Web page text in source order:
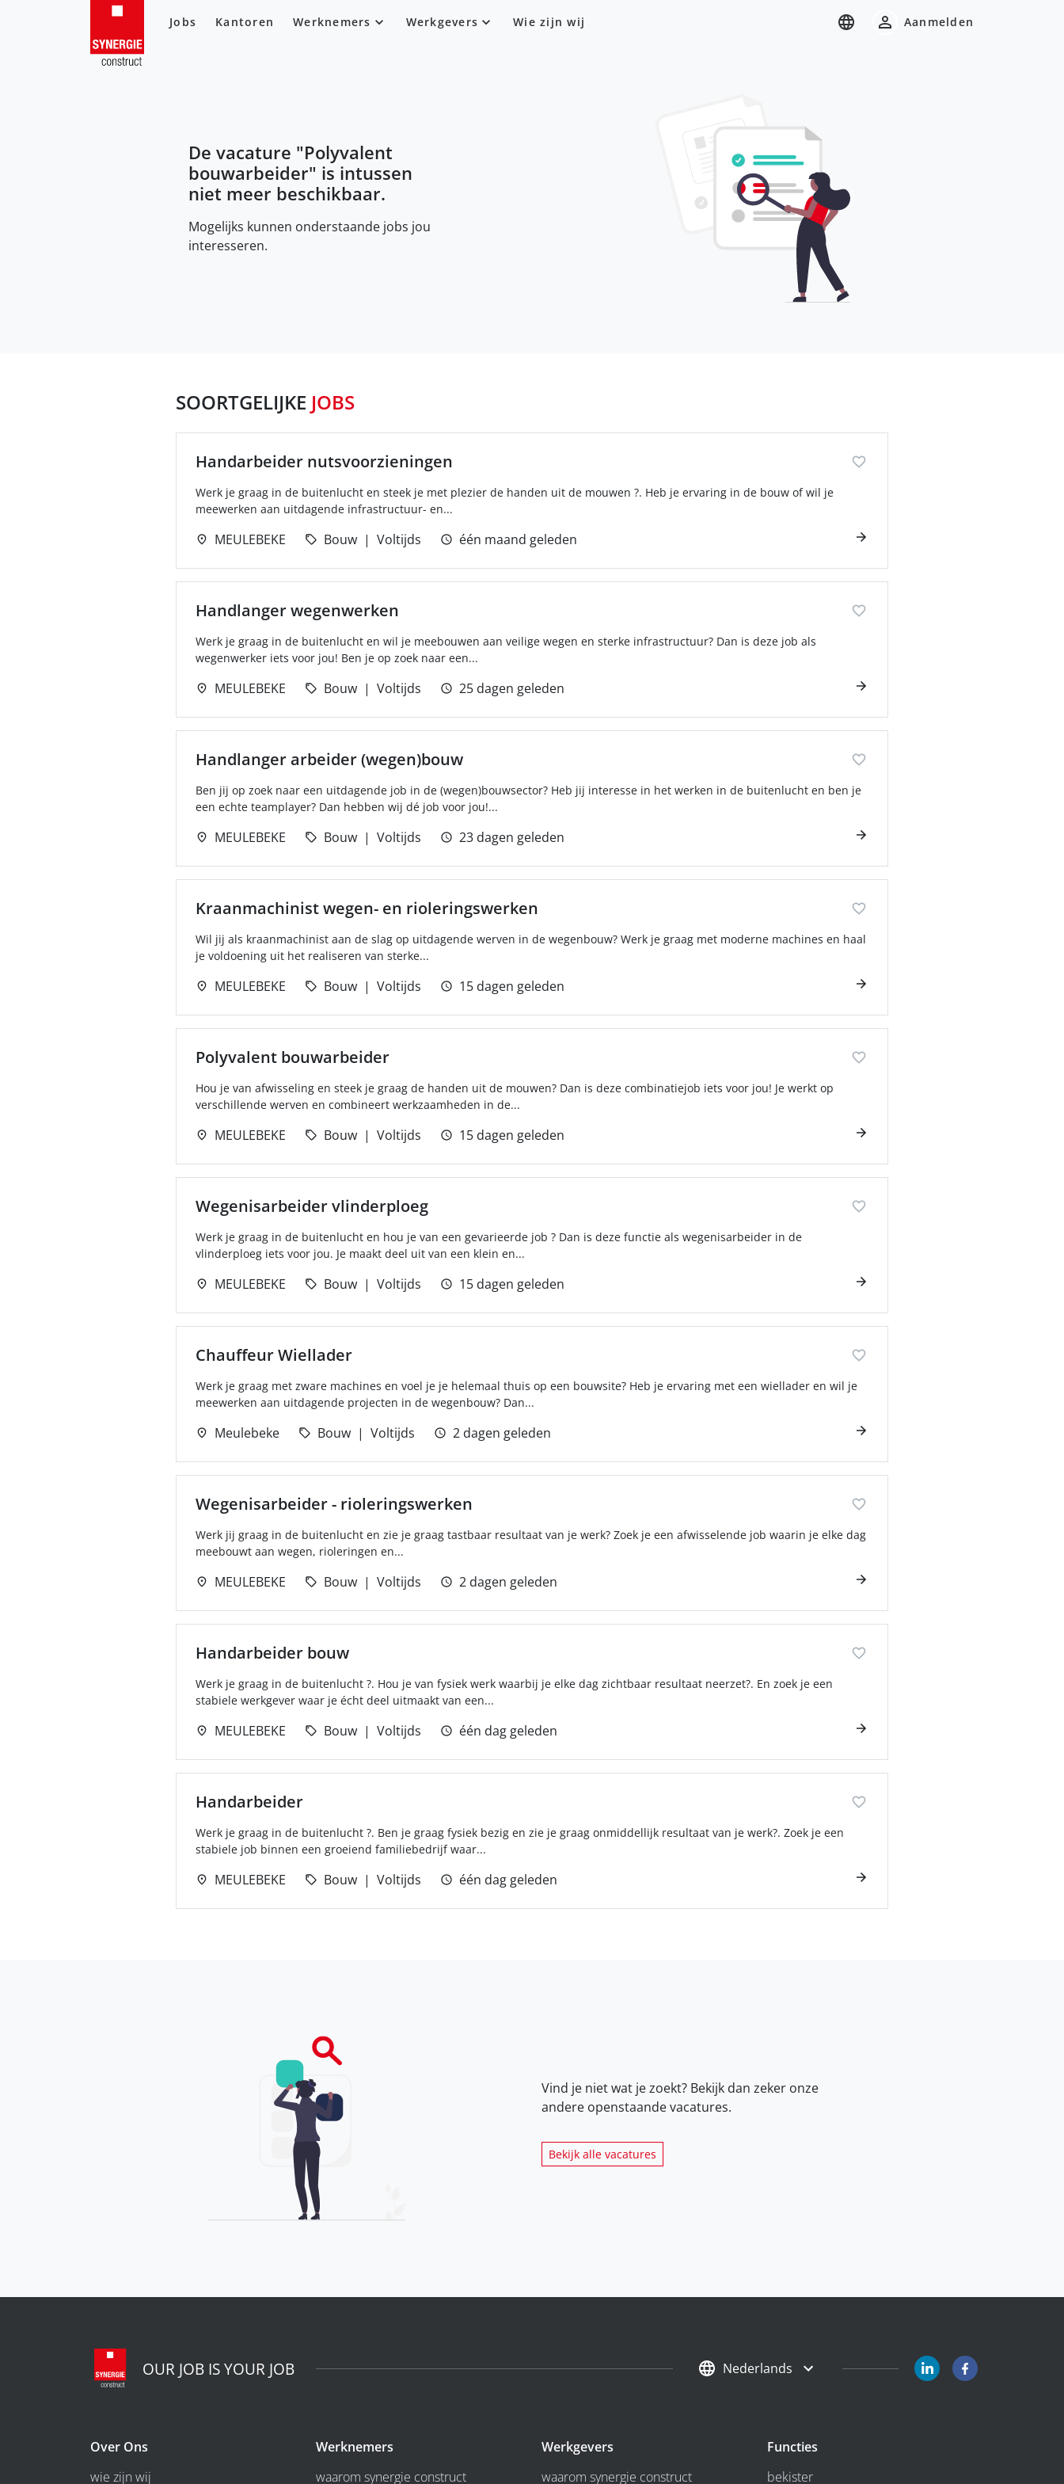
Jobs Kantoren Werknemers Werkgevers Wie zijn wij Aanmelden
De vacature "Polyvalent
bouwarbeider" is intussen
niet meer beschikbaar.
Mogelijks kunnen onderstaande jobs jou
interesseren.
SOORTGELIJKE JOBS
Handarbeider nutsvoorzieningen
Werk je graag in de buitenlucht en steek je met plezier de handen uit de mouwen ?. Heb je ervaring in de bouw of wil je
meewerken aan uitdagende infrastructuur- en...
MEULEBEKE Bouw Voltijds één maand geleden
Handlanger wegenwerken
Werk je graag in de buitenlucht en wil je meebouwen aan veilige wegen en sterke infrastructuur? Dan is deze job als
wegenwerker iets voor jou! Ben je op zoek naar een...
MEULEBEKE Bouw Voltijds 25 dagen geleden
Handlanger arbeider (wegen)bouw
Ben jij op zoek naar een uitdagende job in de (wegen)bouwsector? Heb jij interesse in het werken in de buitenlucht en ben je
een echte teamplayer? Dan hebben wij dé job voor jou!...
MEULEBEKE Bouw Voltijds 23 dagen geleden
Kraanmachinist wegen- en rioleringswerken
Wil jij als kraanmachinist aan de slag op uitdagende werven in de wegenbouw? Werk je graag met moderne machines en haal
je voldoening uit het realiseren van sterke...
MEULEBEKE Bouw Voltijds 15 dagen geleden
Polyvalent bouwarbeider
Hou je van afwisseling en steek je graag de handen uit de mouwen? Dan is deze combinatiejob iets voor jou! Je werkt op
verschillende werven en combineert werkzaamheden in de...
MEULEBEKE Bouw Voltijds 15 dagen geleden
Wegenisarbeider vlinderploeg
Werk je graag in de buitenlucht en hou je van een gevarieerde job ? Dan is deze functie als wegenisarbeider in de
vlinderploeg iets voor jou. Je maakt deel uit van een klein en...
MEULEBEKE Bouw Voltijds 15 dagen geleden
Chauffeur Wiellader
Werk je graag met zware machines en voel je je helemaal thuis op een bouwsite? Heb je ervaring met een wiellader en wil je
meewerken aan uitdagende projecten in de wegenbouw? Dan...
Meulebeke Bouw Voltijds 2 dagen geleden
Wegenisarbeider - rioleringswerken
Werk jij graag in de buitenlucht en zie je graag tastbaar resultaat van je werk? Zoek je een afwisselende job waarin je elke dag
meebouwt aan wegen, rioleringen en...
MEULEBEKE Bouw Voltijds 2 dagen geleden
Handarbeider bouw
Werk je graag in de buitenlucht ?. Hou je van fysiek werk waarbij je elke dag zichtbaar resultaat neerzet?. En zoek je een
stabiele werkgever waar je écht deel uitmaakt van een...
MEULEBEKE Bouw Voltijds één dag geleden
Handarbeider
Werk je graag in de buitenlucht ?. Ben je graag fysiek bezig en zie je graag onmiddellijk resultaat van je werk?. Zoek je een
stabiele job binnen een groeiend familiebedrijf waar...
MEULEBEKE Bouw Voltijds één dag geleden
Vind je niet wat je zoekt? Bekijk dan zeker onze
andere openstaande vacatures.
Bekijk alle vacatures
OUR JOB IS YOUR JOB Nederlands
Over Ons
wie zijn wij
Werknemers
waarom synergie construct
Werkgevers
waarom synergie construct
Functies
bekister